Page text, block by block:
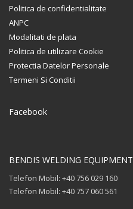
Politica de confidentialitate
ANPC
Modalitati de plata
Politica de utilizare Cookie
Protectia Datelor Personale
Termeni Si Conditii
Facebook
BENDIS WELDING EQUIPMENT
Telefon Mobil: +40 756 029 160
Telefon Mobil: +40 757 060 561